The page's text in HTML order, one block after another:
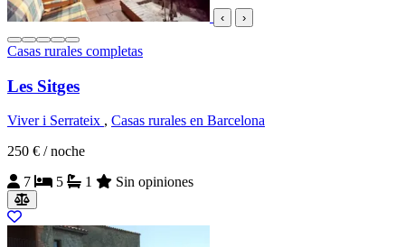
‹ ›
Casas rurales completas
Les Sitges
Viver i Serrateix , Casas rurales en Barcelona
250 € / noche
7
5 1 Sin opiniones